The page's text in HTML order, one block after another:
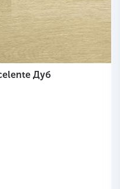
Дуб